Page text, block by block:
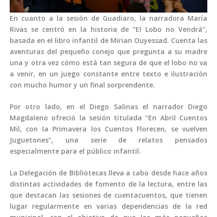
En cuanto a la sesión de Guadiaro, la narradora María
Rivas se centró en la historia de “El Lobo no Vendrá”,
basada en el libro infantil de Mirian Ouyessad. Cuenta las
aventuras del pequeño conejo que pregunta a su madre
una y otra vez cómo está tan segura de que el lobo no va
a venir, en un juego constante entre texto e ilustración
con mucho humor y un final sorprendente.
Por otro lado, en el Diego Salinas el narrador Diego
Magdaleno ofreció la sesión titulada “En Abril Cuentos
Mil, con la Primavera los Cuentos Florecen, se vuelven
Juguetones”, una serie de relatos pensados
especialmente para el público infantil.
La Delegación de Bibliotecas lleva a cabo desde hace años
distintas actividades de fomento de la lectura, entre las
que destacan las sesiones de cuentacuentos, que tienen
lugar regularmente en varias dependencias de la red